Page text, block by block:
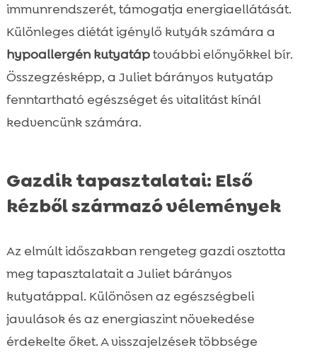
immunrendszerét, támogatja energiaellátását.
Különleges diétát igénylő kutyák számára a
hypoallergén kutyatáptovábbi előnyökkel bír.
Összegzésképp, a Juliet bárányos kutyatáp
fenntartható egészséget és vitalitást kínál
kedvencünk számára.
Gazdik tapasztalatai: Első
kézből származó vélemények
Az elmúlt időszakban rengeteg gazdi osztotta
meg tapasztalatait a Juliet bárányos
kutyatáppal. Különösen az egészségbeli
javulások és az energiaszint növekedése
érdekelte őket. A visszajelzések többsége